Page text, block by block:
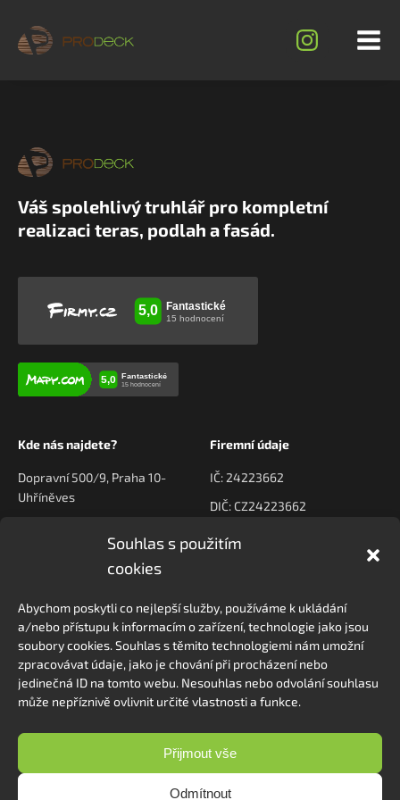
Souhlas s použitím
cookies
Abychom poskytli co nejlepší služby, používáme k ukládání
a/nebo přístupu k informacím o zařízení, technologie jako jsou
soubory cookies. Souhlas s těmito technologiemi nám umožní
zpracovávat údaje, jako je chování při procházení nebo
jedinečná ID na tomto webu. Nesouhlas nebo odvolání souhlasu
může nepříznivě ovlivnit určité vlastnosti a funkce.
Přijmout vše
Odmítnout
Váš spolehlivý truhlář pro kompletní
realizaci teras, podlah a fasád.
Kde nás najdete?
Dopravní 500/9, Praha 10-
Uhříněves
Firemní údaje
IČ: 24223662
DIČ: CZ24223662
Kontaktujte nás
+420 778 222 800
Navigace
O nás
Kontakt